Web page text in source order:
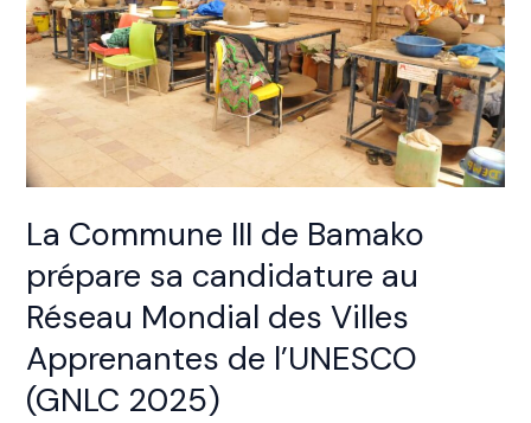
La Commune III de Bamako
prépare sa candidature au
Réseau Mondial des Villes
Apprenantes de l’UNESCO
(GNLC 2025)
prépare
sa
candidature
au
Réseau
Mondial
Villes
Apprenantes
de
l’UNESCO
2025)